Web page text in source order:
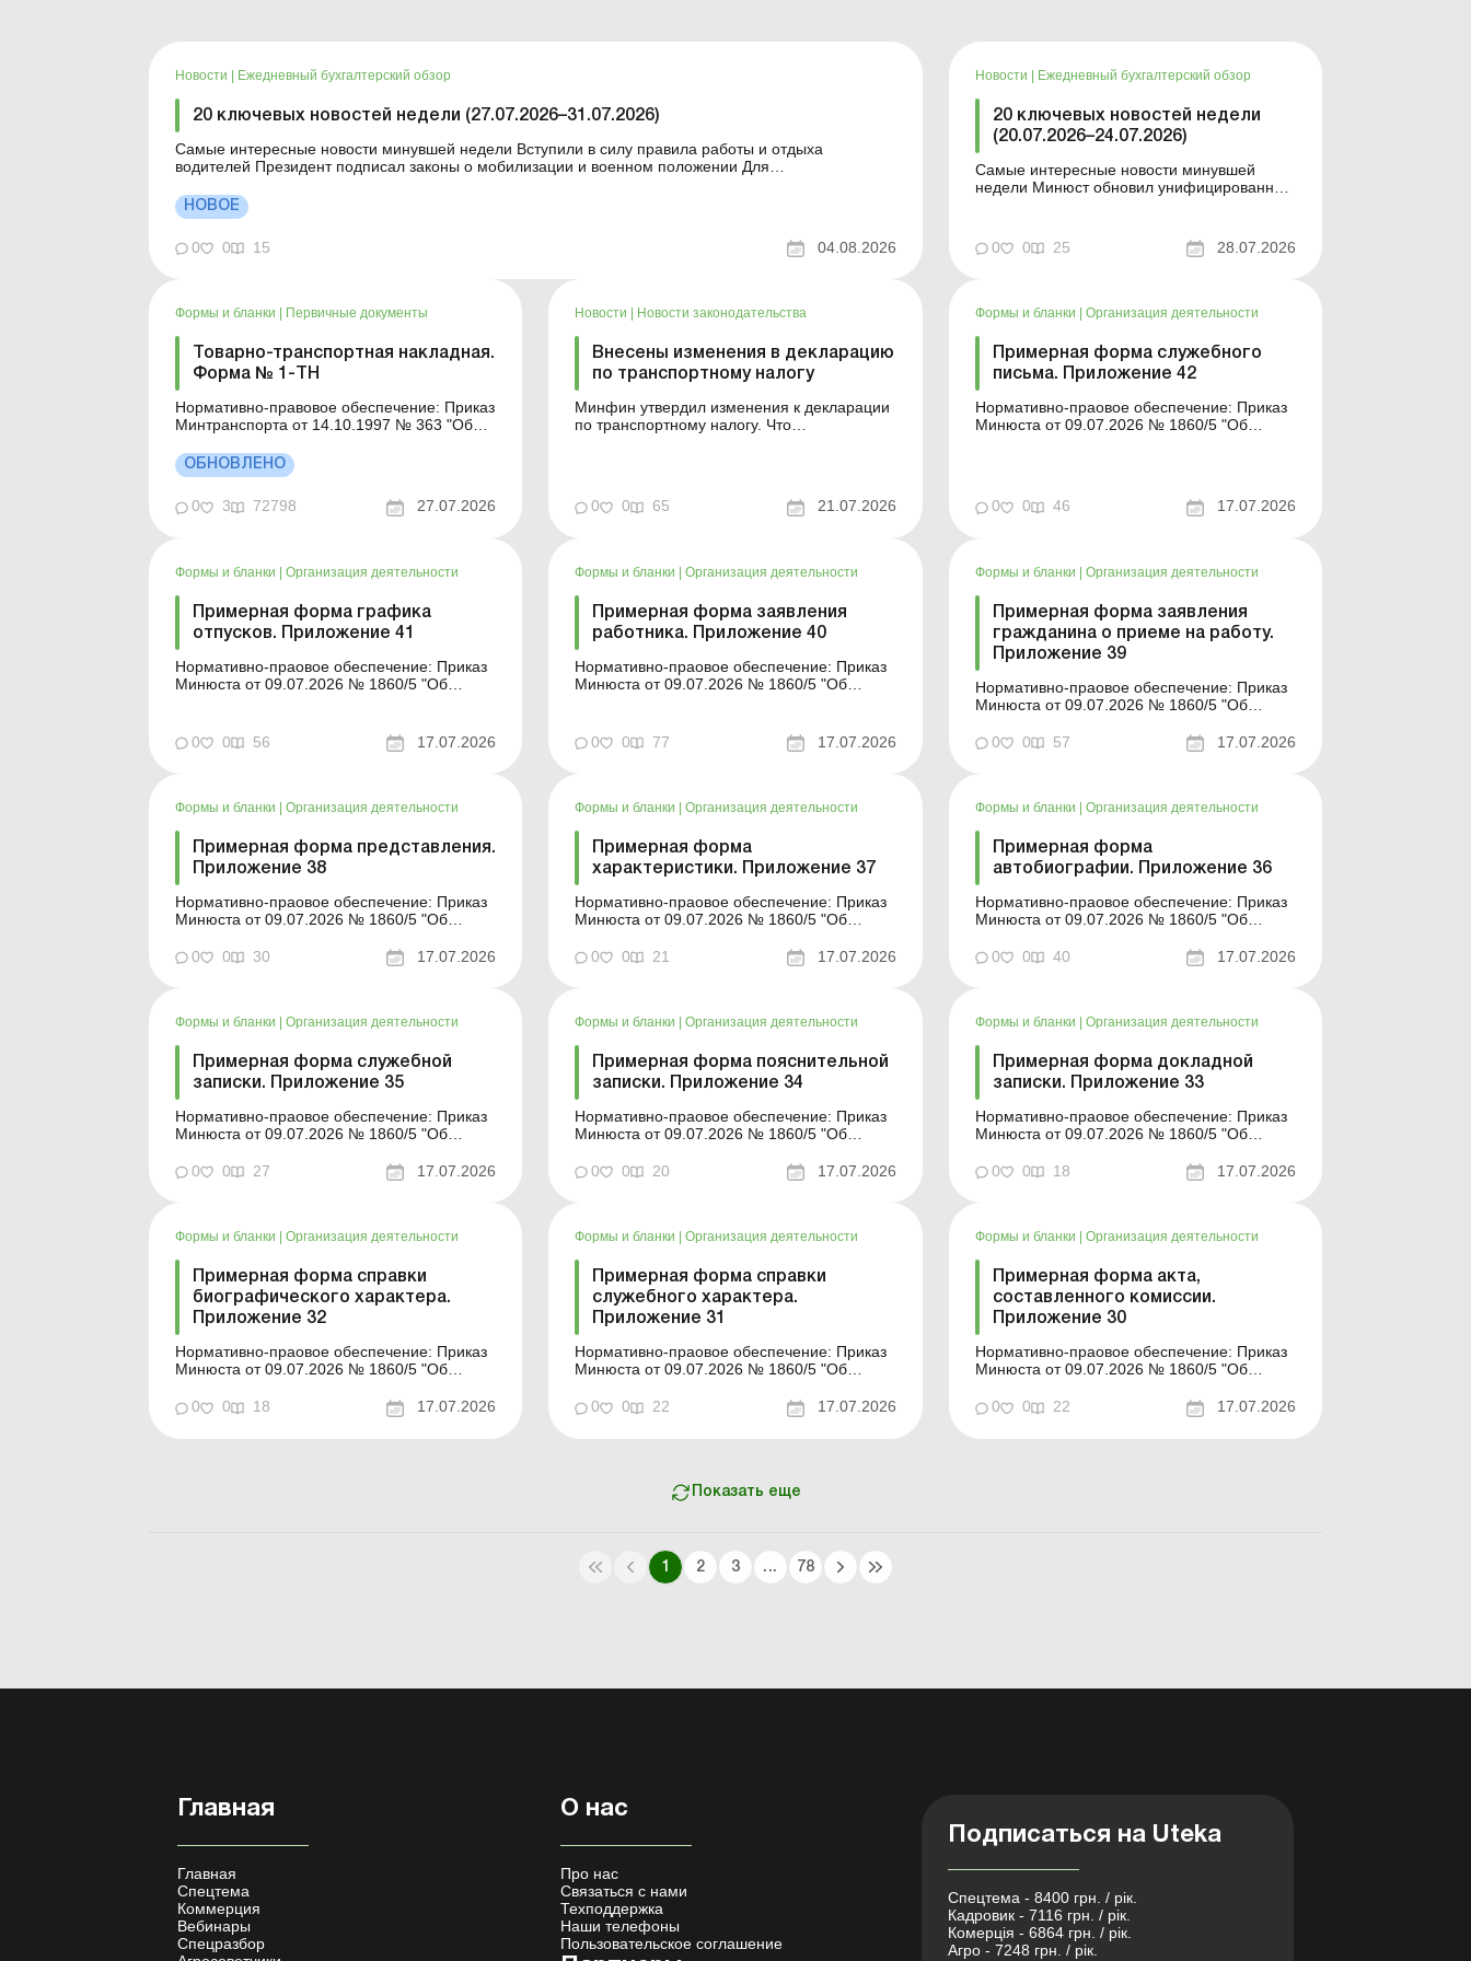
Новости Ежедневный бухгалтерский обзор
20 ключевых новостей недели (27.07.2026–31.07.2026)
Самые интересные новости минувшей недели Вступили в силу правила работы и отдыха
водителей Президент подписал законы о мобилизации и военном положении Для
изменяется порядок зачисления отдельных периодов работы в стр...
НОВОЕ
0 0 15 04.08.2026
Новости Ежедневный бухгалтерский обзор
20 ключевых новостей недели
(20.07.2026–24.07.2026)
Самые интересные новости минувшей
недели Минюст обновил унифицированные
координационного центра по организации
бронирования У работника выявлен статус
0 0 25 28.07.2026
Формы и бланки Первичные документы
Товарно-транспортная накладная.
Форма № 1-ТН
Нормативно-правовое обеспечение: Приказ
Минтранспорта от 14.10.1997 № 363 "Об
автомобильным транспортом в Украине".
Аналитика: Товарно-транспортная
накладная: заполнение, ответственность,
риски Роль и значение товарно-
ОБНОВЛЕНО
0 3 72798 27.07.2026
Новости Новости законодательства
Внесены изменения в декларацию
по транспортному налогу
Минфин утвердил изменения к декларации
по транспортному налогу. Что
транспортному налогу – 2026: кто должен
0 0 65 21.07.2026
Формы и бланки Организация деятельности
Примерная форма служебного
письма. Приложение 42
Нормативно-праовое обеспечение: Приказ
Минюста от 09.07.2026 № 1860/5 "Об
деятельности юридического лица» Форма
для загрузки: Другие примерные формы и
0 0 46 17.07.2026
Формы и бланки | Организация деятельности
Примерная форма графика
отпусков. Приложение 41
Нормативно-праовое обеспечение: Приказ
Минюста от 09.07.2026 № 1860/5 "Об
документов, создаваемых во время
деятельности юридического лица» Форма
0 0 56 17.07.2026
Формы и бланки | Организация деятельности
Примерная форма заявления
работника. Приложение 40
Нормативно-праовое обеспечение: Приказ
Минюста от 09.07.2026 № 1860/5 "Об
документов, создаваемых во время
деятельности юридического лица» Форма
0 0 77 17.07.2026
Формы и бланки | Организация деятельности
Примерная форма заявления
гражданина о приеме на работу.
Приложение 39
Нормативно-праовое обеспечение: Приказ
Минюста от 09.07.2026 № 1860/5 "Об
унифицированных форм типовых
документов, создаваемых во время
описи унифицированных ф...
0 0 57 17.07.2026
Формы и бланки | Организация деятельности
Примерная форма представления.
Приложение 38
Нормативно-праовое обеспечение: Приказ
Минюста от 09.07.2026 № 1860/5 "Об
унифицированных форм типовых
документов, создаваемых во время
описи унифицированных ф...
0 0 30 17.07.2026
Формы и бланки | Организация деятельности
Примерная форма
характеристики. Приложение 37
Нормативно-праовое обеспечение: Приказ
Минюста от 09.07.2026 № 1860/5 "Об
унифицированных форм типовых
документов, создаваемых во время
описи унифицированных ф...
0 0 21 17.07.2026
Формы и бланки | Организация деятельности
Примерная форма
автобиографии. Приложение 36
Нормативно-праовое обеспечение: Приказ
Минюста от 09.07.2026 № 1860/5 "Об
описей унифицированных форм типовых
документов, создаваемых во время
описи унифицирован...
0 0 40 17.07.2026
Формы и бланки Организация деятельности
Примерная форма служебной
записки. Приложение 35
Нормативно-праовое обеспечение: Приказ
Минюста от 09.07.2026 № 1860/5 "Об
унифицированных форм типовых
документов, создаваемых во время
описи унифицированных ф...
0 0 27 17.07.2026
Формы и бланки Организация деятельности
Примерная форма пояснительной
записки. Приложение 34
Нормативно-праовое обеспечение: Приказ
Минюста от 09.07.2026 № 1860/5 "Об
унифицированных форм типовых
документов, создаваемых во время
описи унифицированных ф...
0 0 20 17.07.2026
Формы и бланки Организация деятельности
Примерная форма докладной
записки. Приложение 33
Нормативно-праовое обеспечение: Приказ
Минюста от 09.07.2026 № 1860/5 "Об
унифицированных форм типовых
документов, создаваемых во время
описи унифицированных ф...
0 0 18 17.07.2026
Формы и бланки Организация деятельности
Примерная форма справки
биографического характера.
Приложение 32
Нормативно-праовое обеспечение: Приказ
Минюста от 09.07.2026 № 1860/5 "Об
унифицированных форм типовых
документов, создаваемых во время
0 0 18 17.07.2026
Формы и бланки Организация деятельности
Примерная форма справки
служебного характера.
Приложение 31
Нормативно-праовое обеспечение: Приказ
Минюста от 09.07.2026 № 1860/5 "Об
описей унифицированных форм типовых
документов, создаваемых во время
0 0 22 17.07.2026
Формы и бланки Организация деятельности
Примерная форма акта,
составленного комиссии.
Приложение 30
Нормативно-праовое обеспечение: Приказ
Минюста от 09.07.2026 № 1860/5 "Об
описей унифицированных форм типовых
документов, создаваемых во время
0 0 22 17.07.2026
Показать еще
1 2 3 ... 78
Главная
Главная
Спецтема
Коммерция
Вебинары
Спецразбор
О нас
Про нас
Связаться с нами
Техподдержка
Наши телефоны
Пользовательское соглашение
Подписаться на Uteka
Спецтема - 8400 грн. / рік.
Кадровик - 7116 грн. / рік.
Комерція - 6864 грн. / рік.
Агро - 7248 грн. / рік.